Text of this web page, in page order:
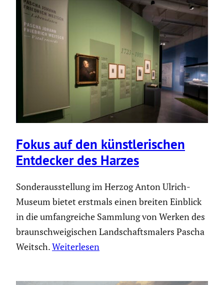
Fokus auf den künst­le­ri­schen
Entdecker des Harzes
Sonderausstellung im Herzog Anton Ulrich-
Museum bietet erstmals einen breiten Einblick
in die umfangreiche Sammlung von Werken des
braunschweigischen Landschaftsmalers Pascha
Weitsch.Weiterlesen